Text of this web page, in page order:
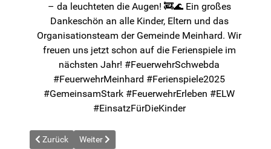
– da leuchteten die Augen! 🚒🌊 Ein großes
Dankeschön an alle Kinder, Eltern und das
Organisationsteam der Gemeinde Meinhard. Wir
freuen uns jetzt schon auf die Ferienspiele im
nächsten Jahr! #FeuerwehrSchwebda
#FeuerwehrMeinhard #Ferienspiele2025
#GemeinsamStark #FeuerwehrErleben #ELW
#EinsatzFürDieKinder
Vorheriger Beitrag: News vom 2025-06-27
Zurück Nächster Beitrag: News vom 2025-08-14
Weiter